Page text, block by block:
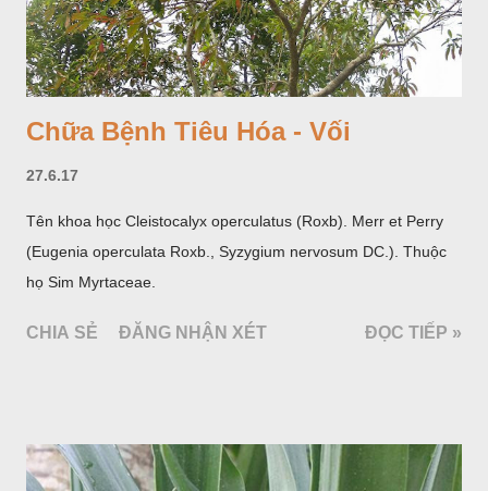
Chữa Bệnh Tiêu Hóa - Vối
27.6.17
Tên khoa học Cleistocalyx operculatus (Roxb). Merr et Perry
(Eugenia operculata Roxb., Syzygium nervosum DC.). Thuộc
họ Sim Myrtaceae.
CHIA SẺ ĐĂNG NHẬN XÉT ĐỌC TIẾP »